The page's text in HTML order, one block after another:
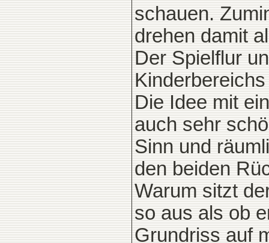
schauen.
drehen damit
Der Spielflur
Die Idee mit
auch sehr
Sinn und
den beiden
Warum sitzt
so aus als ob
Grundriss auf